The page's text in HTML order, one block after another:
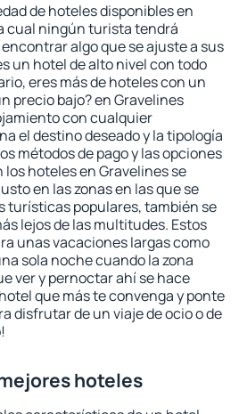
de hoteles disponibles en
cual ningún turista tendrá
algo que se ajuste a sus
un hotel de alto nivel con todo
eres más de hoteles con un
precio bajo? en Gravelines
con cualquier
el destino deseado y la tipología
métodos de pago y las opciones
hoteles en Gravelines se
en las zonas en las que se
turísticas populares, también se
lejos de las multitudes. Estos
unas vacaciones largas como
sola noche cuando la zona
ver y pernoctar ahí se hace
que más te convenga y ponte
disfrutar de un viaje de ocio o de
hoteles